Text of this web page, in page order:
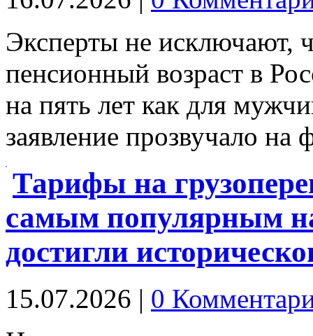
Эксперты не исключают,
пенсионный возраст в
на пять лет как для
заявление прозвучало
Тарифы на
самым популярным
достигли
15.07.2026 | 0